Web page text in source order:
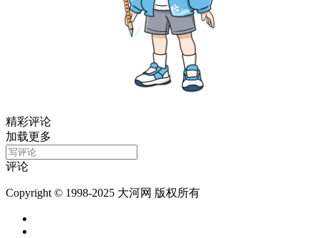
精彩评论
加载更多
评论
Copyright © 1998-2025 大河网 版权所有